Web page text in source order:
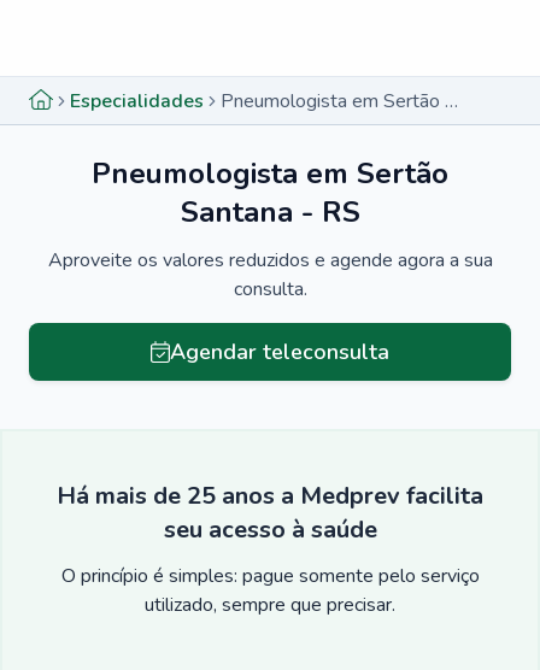
Especialidades Pneumologista em Sertão Santana - RS
Pneumologista em Sertão
Santana - RS
Aproveite os valores reduzidos e agende agora a sua
consulta.
Agendar teleconsulta
Há mais de 25 anos a Medprev facilita
seu acesso à saúde
O princípio é simples: pague somente pelo serviço
utilizado, sempre que precisar.